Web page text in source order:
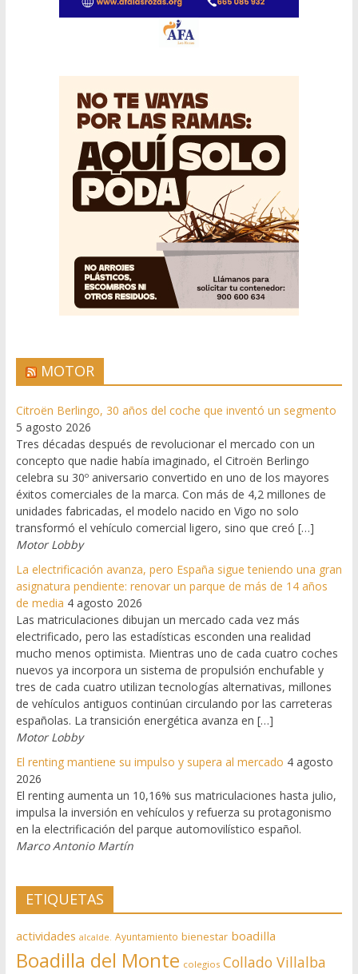
MOTOR
Citroën Berlingo, 30 años del coche que inventó un segmento
5 agosto 2026
Tres décadas después de revolucionar el mercado con un
concepto que nadie había imaginado, el Citroën Berlingo
celebra su 30º aniversario convertido en uno de los mayores
éxitos comerciales de la marca. Con más de 4,2 millones de
unidades fabricadas, el modelo nacido en Vigo no solo
transformó el vehículo comercial ligero, sino que creó […]
Motor Lobby
La electrificación avanza, pero España sigue teniendo una gran
asignatura pendiente: renovar un parque de más de 14 años
de media 4 agosto 2026
Las matriculaciones dibujan un mercado cada vez más
electrificado, pero las estadísticas esconden una realidad
mucho menos optimista. Mientras uno de cada cuatro coches
nuevos ya incorpora un sistema de propulsión enchufable y
tres de cada cuatro utilizan tecnologías alternativas, millones
de vehículos antiguos continúan circulando por las carreteras
españolas. La transición energética avanza en […]
Motor Lobby
El renting mantiene su impulso y supera al mercado 4 agosto
2026
El renting aumenta un 10,16% sus matriculaciones hasta julio,
impulsa la inversión en vehículos y refuerza su protagonismo
en la electrificación del parque automovilístico español.
Marco Antonio Martín
ETIQUETAS
actividades alcalde. Ayuntamiento bienestar boadilla
Boadilla del Monte colegios Collado Villalba